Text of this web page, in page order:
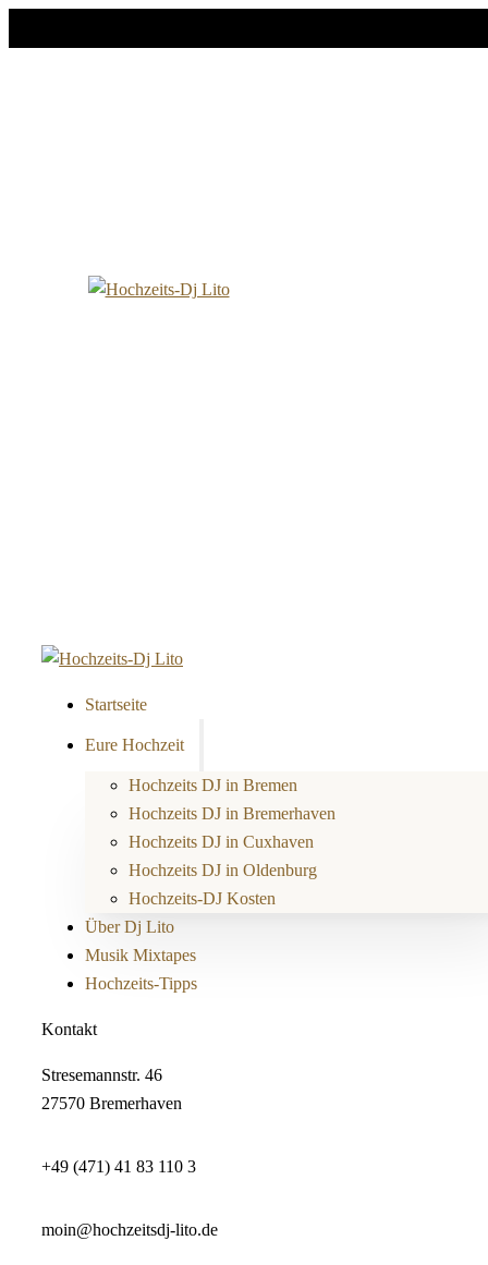
Startseite
Eure Hochzeit
Hochzeits DJ in Bremen
Hochzeits DJ in Bremerhaven
Hochzeits DJ in Cuxhaven
Hochzeits DJ in Oldenburg
Hochzeits-DJ Kosten
Über Dj Lito
Musik Mixtapes
Hochzeits-Tipps
Kontakt
Stresemannstr. 46
27570 Bremerhaven
+49 (471) 41 83 110 3
moin@hochzeitsdj-lito.de